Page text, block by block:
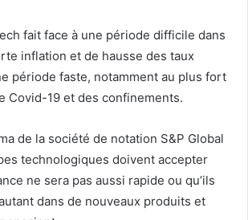
fait face à une période difficile dans
inflation et de hausse des taux
période faste, notamment au plus fort
Covid-19 et des confinements.
de la société de notation S&P Global
technologiques doivent accepter
ne sera pas aussi rapide ou qu’ils
dans de nouveaux produits et